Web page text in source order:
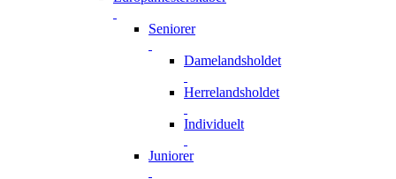
Seniorer
Damelandsholdet
Herrelandsholdet
Individuelt
Juniorer